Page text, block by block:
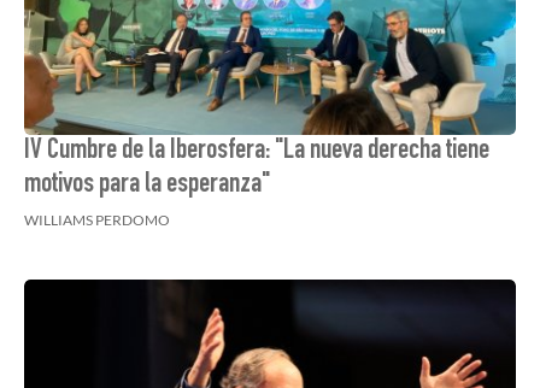
IV Cumbre de la Iberosfera: "La nueva derecha tiene
motivos para la esperanza"
WILLIAMS PERDOMO